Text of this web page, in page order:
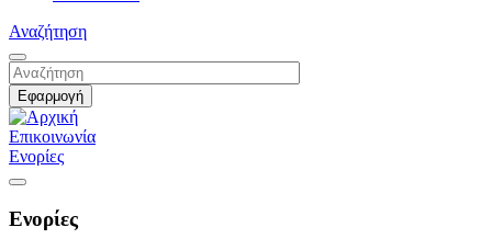
Αναζήτηση
Επικοινωνία
Ενορίες
Ενορίες